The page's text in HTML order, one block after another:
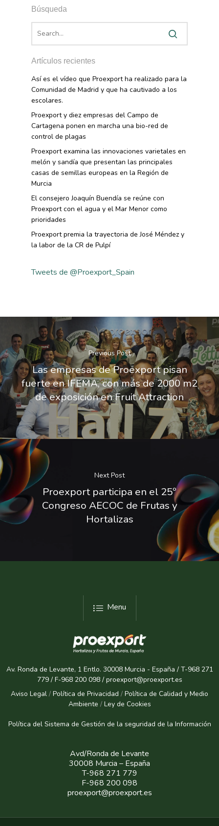
Búsqueda
Artículos recientes
Así es el vídeo que Proexport ha realizado para la
Comunidad de Madrid y que ha cautivado a los
escolares.
Proexport y diez empresas del Campo de
Cartagena ponen en marcha una bio-red de
control de plagas
Proexport examina las innovaciones varietales en
melón y sandía que presentan las principales
casas de semillas europeas en la Región de
Murcia
El consejero Joaquín Buendía se reúne con
Proexport con el agua y el Mar Menor como
prioridades
Proexport premia la trayectoria de José Méndez y
la labor de la CR de Pulpí
Tweets de @Proexport_Spain
Previous Post
Las empresas de Proexport pisan
fuerte en IFEMA, con más de 2000 m2
de exposición en Fruit Attraction
Next Post
Proexport participa en el 25º
Congreso AECOC de Frutas y
Hortalizas
Menu
Av. Ronda de Levante, 1 Entlo. 30008 Murcia - España / T-968 271
779 / F-968 200 098 / proexport@proexport.es
Aviso Legal / Política de Privacidad / Política de Calidad y Medio
Ambiente / Ley de Cookies
Política del Sistema de Gestión de la seguridad de la Información
Avd/Ronda de Levante
30008 Murcia – España
T-968 271 779
F-968 200 098
proexport@proexport.es